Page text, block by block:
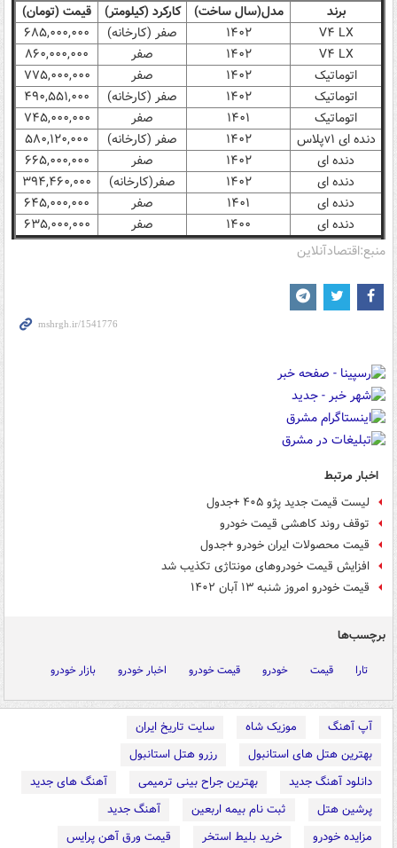
برند
مدل(سال ساخت) کارکرد (کیلومتر)
قیمت (تومان)
V۴ LX
۱۴۰۲ صفر (کارخانه)
۶۸۵,۰۰۰,۰۰۰
V۴ LX
۱۴۰۲ صفر
۸۶۰,۰۰۰,۰۰۰
اتوماتیک
۱۴۰۲ صفر
۷۷۵,۰۰۰,۰۰۰
اتوماتیک
۱۴۰۲ صفر (کارخانه)
۴۹۰,۵۵۱,۰۰۰
اتوماتیک
۱۴۰۱ صفر
۷۴۵,۰۰۰,۰۰۰
دنده ای v۱پلاس
۱۴۰۲ صفر (کارخانه)
۵۸۰,۱۲۰,۰۰۰
دنده ای
۱۴۰۲ صفر
۶۶۵,۰۰۰,۰۰۰
دنده ای
۱۴۰۲ صفر(کارخانه)
۳۹۴,۴۶۰,۰۰۰
دنده ای
۱۴۰۱ صفر
۶۴۵,۰۰۰,۰۰۰
دنده ای
۱۴۰۰ صفر
۶۳۵,۰۰۰,۰۰۰
منبع:اقتصادآنلاین
اخبار مرتبط
لیست قیمت جدید پژو ۴۰۵ +جدول
توقف روند کاهشی قیمت خودرو
قیمت محصولات ایران خودرو +جدول
افزایش قیمت خودروهای مونتاژی تکذیب شد
قیمت خودرو امروز شنبه ۱۳ آبان ۱۴۰۲
برچسب‌ها
تارا قیمت خودرو قیمت خودرو اخبار خودرو بازار خودرو
آپ آهنگ موزیک شاه
سایت تاریخ ایران
بهترین هتل های استانبول
رزرو هتل استانبول
دانلود آهنگ جدید
بهترین جراح بینی ترمیمی
آهنگ های جدید
پرشین هتل
ثبت نام بیمه اربعین
آهنگ جدید
مزایده خودرو
خرید بلیط استخر
قیمت ورق آهن پرایس